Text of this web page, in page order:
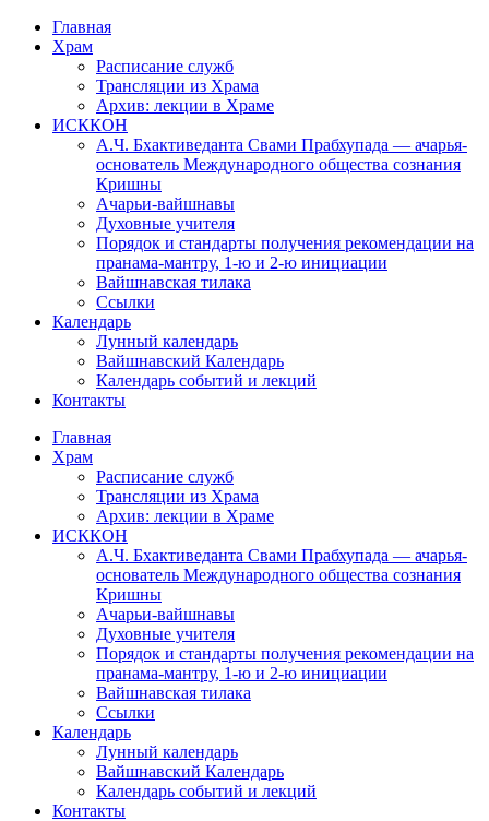
Перейти
содержимому
Главная
Храм
Расписание служб
Трансляции из Храма
Архив: лекции в Храме
ИСККОН
А.Ч. Бхактиведанта Свами Прабхупада — ачарья-
основатель Международного общества сознания
Кришны
Ачарьи-вайшнавы
Духовные учителя
Порядок и стандарты получения рекомендации на
пранама-мантру, 1-ю и 2-ю инициации
Вайшнавская тилака
Ссылки
Календарь
Лунный календарь
Вайшнавский Календарь
Календарь событий и лекций
Контакты
Главная
Храм
Расписание служб
Трансляции из Храма
Архив: лекции в Храме
ИСККОН
А.Ч. Бхактиведанта Свами Прабхупада — ачарья-
основатель Международного общества сознания
Кришны
Ачарьи-вайшнавы
Духовные учителя
Порядок и стандарты получения рекомендации на
пранама-мантру, 1-ю и 2-ю инициации
Вайшнавская тилака
Ссылки
Календарь
Лунный календарь
Вайшнавский Календарь
Календарь событий и лекций
Контакты